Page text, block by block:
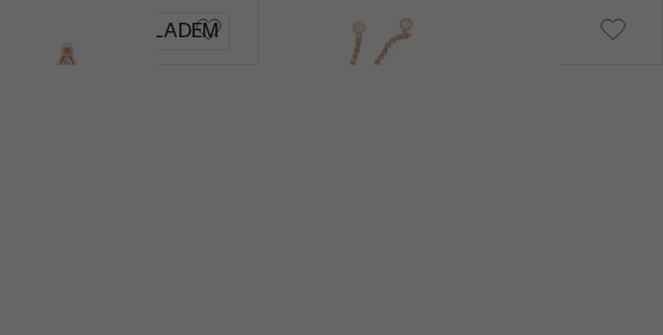
SKLADEM od 79 290 Kč